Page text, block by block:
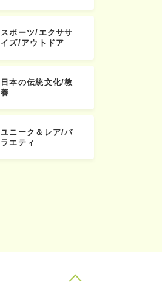
スポーツ/エクササ
イズ/アウトドア
日本の伝統文化/教
養
ユニーク＆レア/バ
ラエティ